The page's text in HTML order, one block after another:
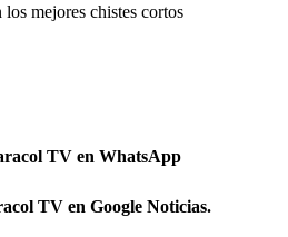
mejores chistes cortos
TV en WhatsApp
TV en Google Noticias.